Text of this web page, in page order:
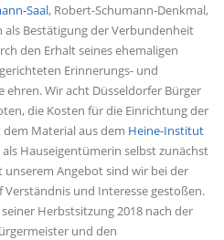
Saal, Robert-Schumann-Denkmal,
als Bestätigung der Verbundenheit
den Erhalt seines ehemaligen
Erinnerungs- und
ehren. Wir acht Düsseldorfer Bürger
die Kosten für die Einrichtung der
Material aus dem Heine-Institut
Hauseigentümerin selbst zunächst
unserem Angebot sind wir bei der
und Interesse gestoßen.
Herbstsitzung 2018 nach der
und den